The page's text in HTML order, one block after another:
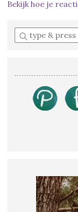
Bekijk hoe je
Enter
a